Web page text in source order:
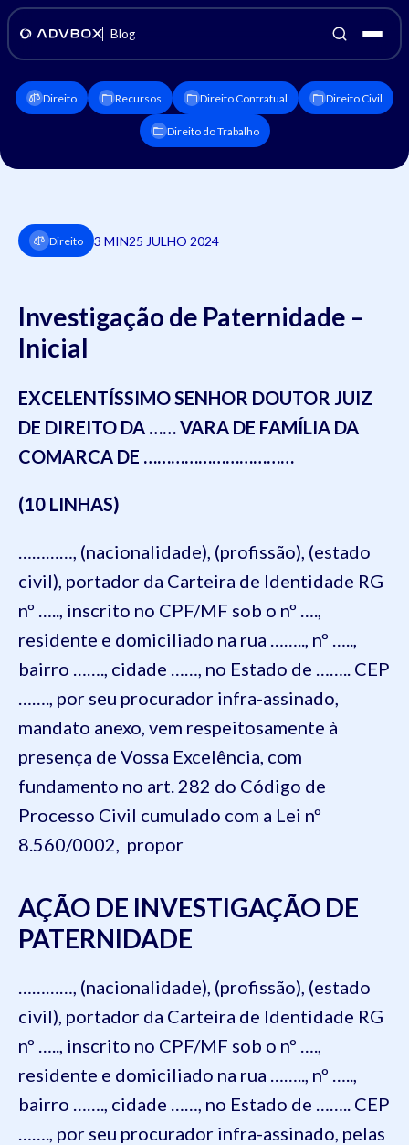
Blog
Direito Recursos Direito Contratual Direito Civil
Direito do Trabalho
Direito 3 MIN25 JULHO 2024
Investigação de Paternidade –
Inicial
EXCELENTÍSSIMO SENHOR DOUTOR JUIZ
DE DIREITO DA …… VARA DE FAMÍLIA DA
COMARCA DE ……………………………
(10 LINHAS)
…………, (nacionalidade), (profissão), (estado
civil), portador da Carteira de Identidade RG
nº ….., inscrito no CPF/MF sob o nº ….,
residente e domiciliado na rua …….., nº …..,
bairro ……., cidade ……, no Estado de …….. CEP
……., por seu procurador infra-assinado,
mandato anexo, vem respeitosamente à
presença de Vossa Excelência, com
fundamento no art. 282 do Código de
Processo Civil cumulado com a Lei nº
8.560/0002, propor
AÇÃO DE INVESTIGAÇÃO DE
PATERNIDADE
…………, (nacionalidade), (profissão), (estado
civil), portador da Carteira de Identidade RG
nº ….., inscrito no CPF/MF sob o nº ….,
residente e domiciliado na rua …….., nº …..,
bairro ……., cidade ……, no Estado de …….. CEP
……., por seu procurador infra-assinado, pelas